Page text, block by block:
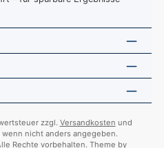
zzgl. Versandkosten und
nicht anders angegeben.
Rechte vorbehalten. Theme by